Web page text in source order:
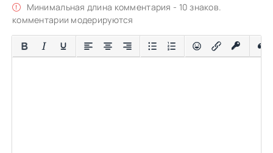
Минимальная длина комментария - 10 знаков.
комментарии модерируются